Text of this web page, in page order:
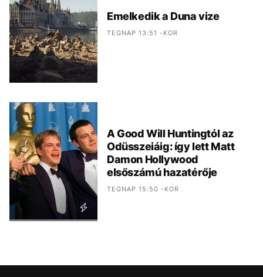
Emelkedik a Duna vize
TEGNAP 13:51 -KOR
A Good Will Huntingtól az
Odüsszeiáig: így lett Matt
Damon Hollywood
elsőszámú hazatérője
TEGNAP 15:50 -KOR